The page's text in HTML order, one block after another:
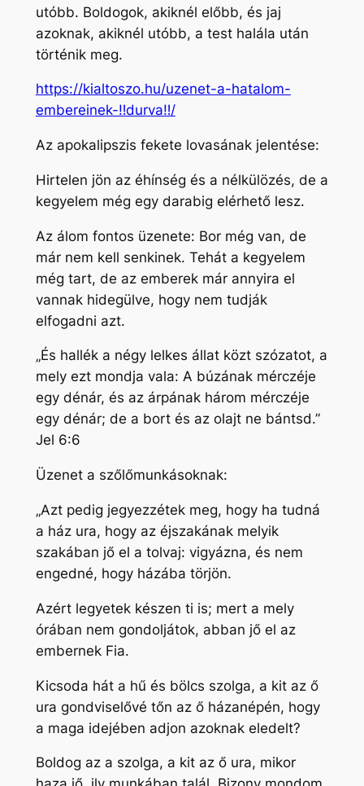
utóbb. Boldogok, akiknél előbb, és jaj
azoknak, akiknél utóbb, a test halála után
történik meg.
https://kialtoszo.hu/uzenet-a-hatalom-
embereinek-‼durva‼/
Az apokalipszis fekete lovasának jelentése:
Hirtelen jön az éhínség és a nélkülözés, de a
kegyelem még egy darabig elérhető lesz.
Az álom fontos üzenete: Bor még van, de
már nem kell senkinek. Tehát a kegyelem
még tart, de az emberek már annyira el
vannak hidegülve, hogy nem tudják
elfogadni azt.
„És hallék a négy lelkes állat közt szózatot, a
mely ezt mondja vala: A búzának mérczéje
egy dénár, és az árpának három mérczéje
egy dénár; de a bort és az olajt ne bántsd.”
Jel 6:6
Üzenet a szőlőmunkásoknak:
„Azt pedig jegyezzétek meg, hogy ha tudná
a ház ura, hogy az éjszakának melyik
szakában jő el a tolvaj: vigyázna, és nem
engedné, hogy házába törjön.
Azért legyetek készen ti is; mert a mely
órában nem gondoljátok, abban jő el az
embernek Fia.
Kicsoda hát a hű és bölcs szolga, a kit az ő
ura gondviselővé tőn az ő házanépén, hogy
a maga idejében adjon azoknak eledelt?
Boldog az a szolga, a kit az ő ura, mikor